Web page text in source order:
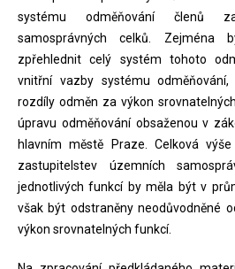
systému odměňování členů
samosprávných celků. Zejména
zpřehlednit celý systém tohoto
vnitřní vazby systému odměňování,
rozdíly odměn za výkon
úpravu odměňování obsaženou v
hlavním městě Praze. Celková
zastupitelstev územních
jednotlivých funkcí by měla být v
však být odstraněny neodůvodněné
výkon srovnatelných funkcí.